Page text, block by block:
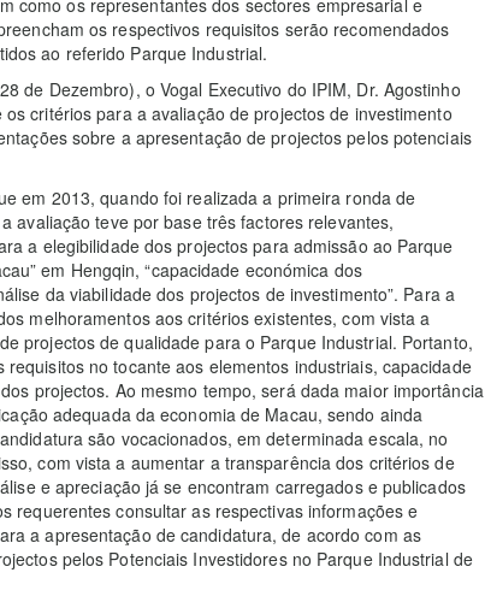
como os representantes dos sectores empresarial e
os respectivos requisitos serão recomendados
ao referido Parque Industrial.
de Dezembro), o Vogal Executivo do IPIM, Dr. Agostinho
critérios para a avaliação de projectos de investimento
sobre a apresentação de projectos pelos potenciais
em 2013, quando foi realizada a primeira ronda de
avaliação teve por base três factores relevantes,
a elegibilidade dos projectos para admissão ao Parque
em Hengqin, “capacidade económica dos
da viabilidade dos projectos de investimento”. Para a
melhoramentos aos critérios existentes, com vista a
projectos de qualidade para o Parque Industrial. Portanto,
no tocante aos elementos industriais, capacidade
projectos. Ao mesmo tempo, será dada maior importância
adequada da economia de Macau, sendo ainda
são vocacionados, em determinada escala, no
com vista a aumentar a transparência dos critérios de
e apreciação já se encontram carregados e publicados
requerentes consultar as respectivas informações e
a apresentação de candidatura, de acordo com as
pelos Potenciais Investidores no Parque Industrial de